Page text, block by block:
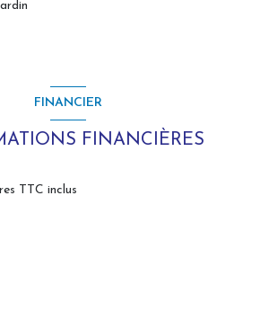
FINANCIER
FINANCIÈRES
TTC inclus